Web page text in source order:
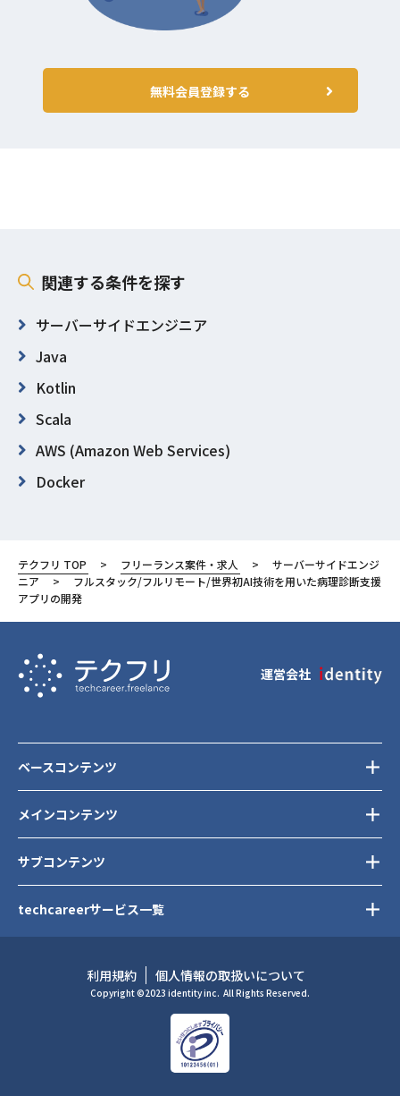
無料会員登録する
関連する条件を探す
サーバーサイドエンジニア
Java
Kotlin
Scala
AWS (Amazon Web Services)
Docker
東京都
港区
テクフリ TOP フリーランス案件・求人
サーバーサイドエンジ
ニア
フルスタック/フルリモート/世界初AI技術を用いた病理診断支援
アプリの開発
運営会社
メインコンテンツ
サブコンテンツ
ベースコンテンツ
techcareerサービス一覧
利用規約 個人情報の取扱いについて
Copyright ©2023 identity inc. All Rights Reserved.